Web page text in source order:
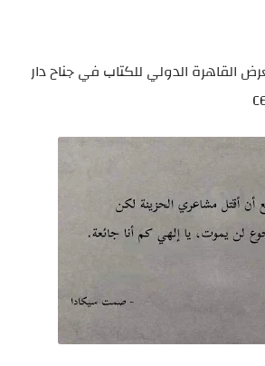
القاهرة الدولي للكتاب في جناح دار